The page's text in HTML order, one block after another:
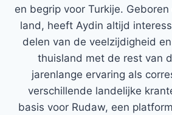
en begrip voor Turkije.
land, heeft Aydin altijd
delen van de veelzijdigheid
thuisland met de rest van
jarenlange ervaring als
verschillende landelijke
basis voor Rudaw, een